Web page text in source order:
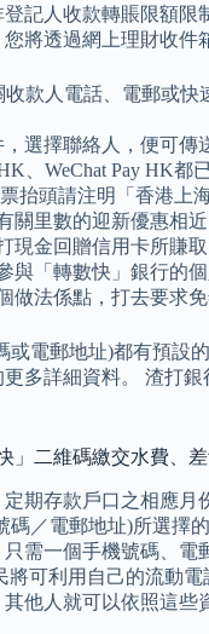
記人收款轉賬限額限
將透過網上理財收件
收款人電話、電郵或
選擇聯絡人，便可傳
、WeChat Pay HK都
抬頭請注明「香港上
關里數的迎新優惠相
現金回贈信用卡所賺取
與「轉數快」銀行的
做法係點，打去要求免
或電郵地址)都有預設
多詳細資料。 渣打
」二維碼繳交水費、
期存款戶口之相應月
碼／電郵地址)所選擇
需一個手機號碼、
將可利用自己的流動
他人就可以依照這些